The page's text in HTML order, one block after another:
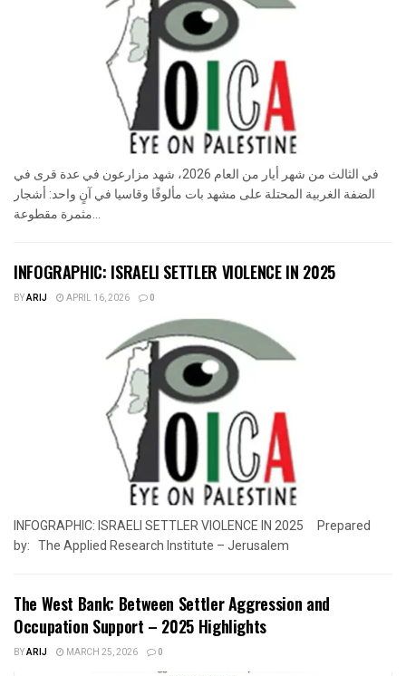
في الثالث من شهر أيار من العام 2026، شهد مزارعون في عدة قرى في
الضفة الغربية المحتلة على مشهد بات مألوفًا وقاسيا في آنٍ واحد: أشجار
مثمرة مقطوعة...
INFOGRAPHIC: ISRAELI SETTLER VIOLENCE IN 2025
BYARIJ APRIL 16, 2026 0
INFOGRAPHIC: ISRAELI SETTLER VIOLENCE IN 2025 Prepared
by: The Applied Research Institute – Jerusalem
The West Bank: Between Settler Aggression and
Occupation Support – 2025 Highlights
BYARIJ MARCH 25, 2026 0